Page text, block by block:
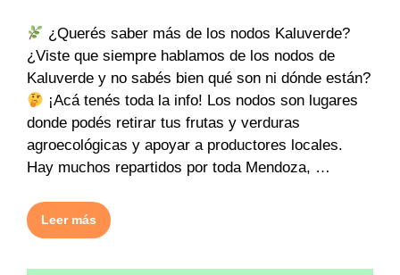
¿Querés saber más de los nodos Kaluverde?
¿Viste que siempre hablamos de los nodos de
Kaluverde y no sabés bien qué son ni dónde están?
¡Acá tenés toda la info! Los nodos son lugares
donde podés retirar tus frutas y verduras
agroecológicas y apoyar a productores locales.
Hay muchos repartidos por toda Mendoza, …
Leer más